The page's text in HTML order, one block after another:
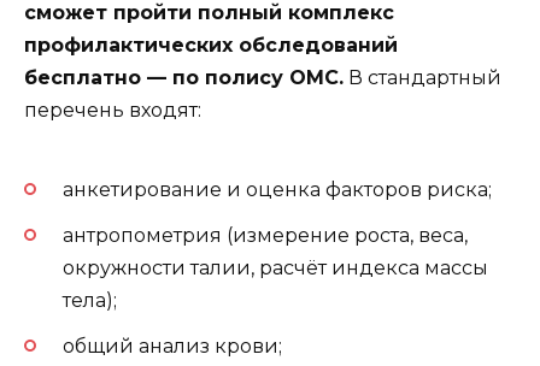
сможет пройти полный комплекс
профилактических обследований
бесплатно — по полису ОМС. В стандартный
перечень входят:
анкетирование и оценка факторов риска;
антропометрия (измерение роста, веса,
окружности талии, расчёт индекса массы
тела);
общий анализ крови;